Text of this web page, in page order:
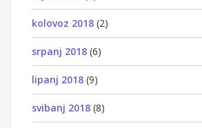
kolovoz 2018 (2)
srpanj 2018 (6)
lipanj 2018 (9)
svibanj 2018 (8)